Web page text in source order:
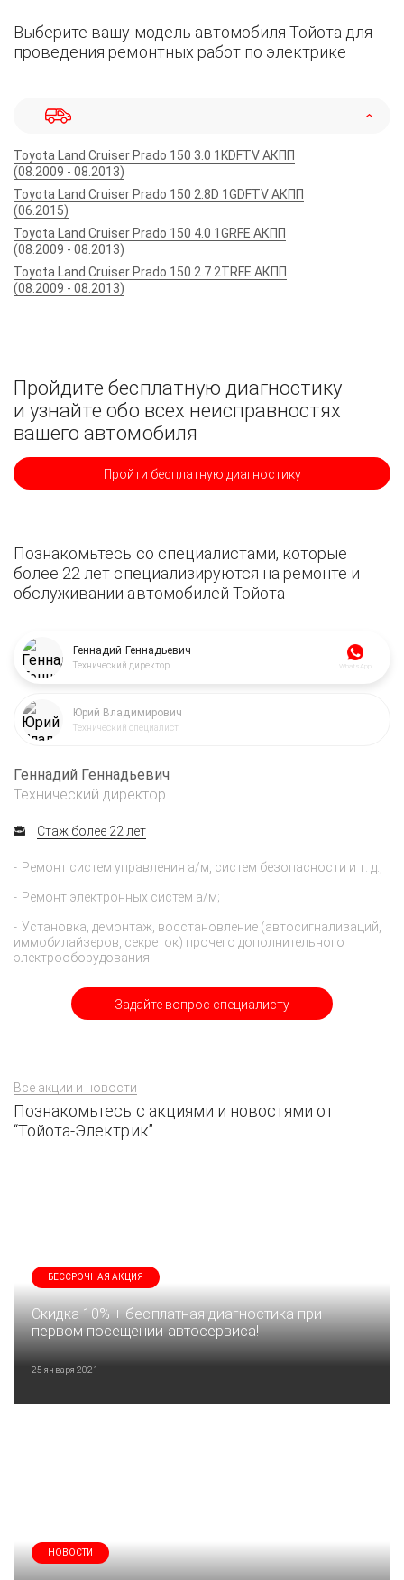
Выберите вашу модель автомобиля Тойота для
проведения ремонтных работ по электрике
Toyota Land Cruiser Prado 150 3.0 1KDFTV АКПП
(08.2009 - 08.2013)
Toyota Land Cruiser Prado 150 2.8D 1GDFTV АКПП
(06.2015)
Toyota Land Cruiser Prado 150 4.0 1GRFE АКПП
(08.2009 - 08.2013)
Toyota Land Cruiser Prado 150 2.7 2TRFE АКПП
(08.2009 - 08.2013)
Пройдите бесплатную диагностику
и узнайте обо всех неисправностях
вашего автомобиля
Пройти бесплатную диагностику
Познакомьтесь со специалистами, которые
более 22 лет специализируются на ремонте и
обслуживании автомобилей Тойота
Геннадий Геннадьевич
Технический директор WhatsApp
Юрий Владимирович
Технический специалист
Задайте вопрос специалисту
Геннадий Геннадьевич
Технический директор
Стаж более 22 лет
Ремонт систем управления а/м, систем безопасности и т. д.;
Ремонт электронных систем а/м;
Установка, демонтаж, восстановление (автосигнализаций,
иммобилайзеров, секреток) прочего дополнительного
электрооборудования.
Все акции и новости
Познакомьтесь с акциями и новостями от
“Тойота-Электрик”
БЕССРОЧНАЯ АКЦИЯ
Скидка 10% + бесплатная диагностика при
первом посещении автосервиса!
25 января 2021
НОВОСТИ